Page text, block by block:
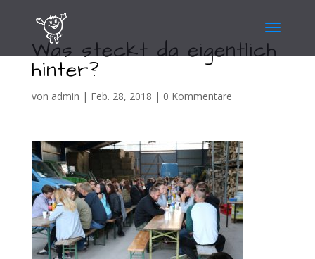
Was steckt da eigentlich
hinter?
von admin | Feb. 28, 2018 | 0 Kommentare